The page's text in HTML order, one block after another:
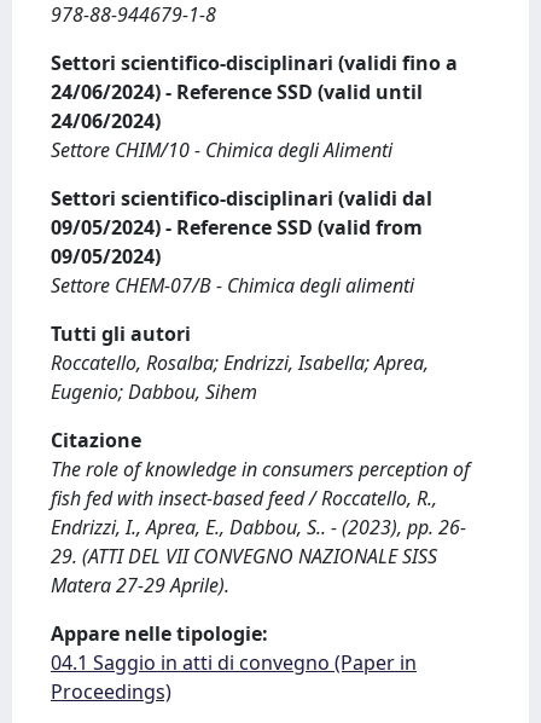
978-88-944679-1-8
Settori scientifico-disciplinari (validi fino a
24/06/2024) - Reference SSD (valid until
24/06/2024)
Settore CHIM/10 - Chimica degli Alimenti
Settori scientifico-disciplinari (validi dal
09/05/2024) - Reference SSD (valid from
09/05/2024)
Settore CHEM-07/B - Chimica degli alimenti
Tutti gli autori
Roccatello, Rosalba; Endrizzi, Isabella; Aprea,
Eugenio; Dabbou, Sihem
Citazione
The role of knowledge in consumers perception of
fish fed with insect-based feed / Roccatello, R.,
Endrizzi, I., Aprea, E., Dabbou, S.. - (2023), pp. 26-
29. (ATTI DEL VII CONVEGNO NAZIONALE SISS
Matera 27-29 Aprile).
Appare nelle tipologie:
04.1 Saggio in atti di convegno (Paper in
Proceedings)